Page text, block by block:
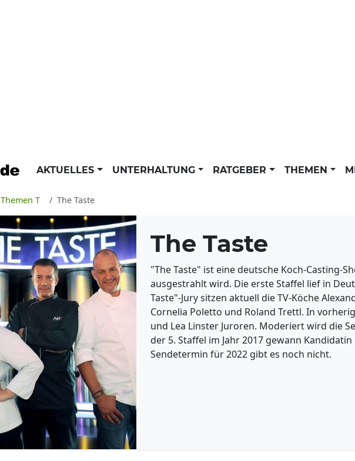
AKTUELLES UNTERHALTUNG RATGEBER THEMEN
Themen T The Taste
The Taste
"The Taste" ist eine deutsche Koch-Casting-
ausgestrahlt wird. Die erste Staffel lief in
Taste"-Jury sitzen aktuell die TV-Köche
Cornelia Poletto und Roland Trettl. In
und Lea Linster Juroren. Moderiert wird die
der 5. Staffel im Jahr 2017 gewann
Sendetermin für 2022 gibt es noch nicht.